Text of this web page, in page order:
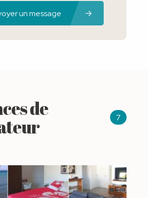
un message
de 7